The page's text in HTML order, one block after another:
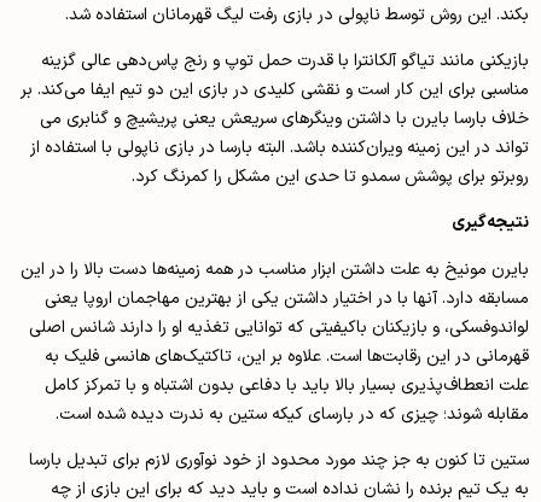
بکند. این روش توسط ناپولی در بازی رفت لیگ قهرمانان استفاده شد.
بازیکنی مانند تیاگو آلکانترا با قدرت حمل توپ و رنج پاس­‌دهی عالی­ گزینه
مناسبی برای این کار است و نقشی کلیدی در بازی این دو تیم ایفا می­‌کند. بر
خلاف بارسا بایرن با داشتن وینگرهای سریعش یعنی پریشیچ و گنابری می­‌
تواند در این زمینه ویران­‌کننده باشد. البته بارسا در بازی ناپولی با استفاده از
روبرتو برای پوشش سمدو تا حدی این مشکل را کمرنگ کرد.
نتیجه‌گیری
بایرن مونیخ به علت داشتن ابزار مناسب در همه زمینه­‌ها دست بالا را در این
مسابقه دارد. آن­ها با در اختیار داشتن یکی از بهترین مهاجمان اروپا یعنی
لواندوفسکی، و بازیکنان باکیفیتی که توانایی تغذیه او را دارند شانس اصلی
قهرمانی در این رقابت­‌ها است. علاوه بر این، تاکتیک­‌های هانسی فلیک به
علت انعطاف‌­پذیری بسیار بالا باید با دفاعی بدون اشتباه و با تمرکز کامل
مقابله شوند؛ چیزی که در بارسای کیکه ستین به ندرت دیده شده است.
ستین تا کنون به جز چند مورد محدود از خود نوآوری لازم برای تبدیل بارسا
به یک تیم برنده را نشان نداده است و باید دید که برای این بازی از چه